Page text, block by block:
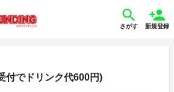
さがす 新規登録
付でドリンク代600円)